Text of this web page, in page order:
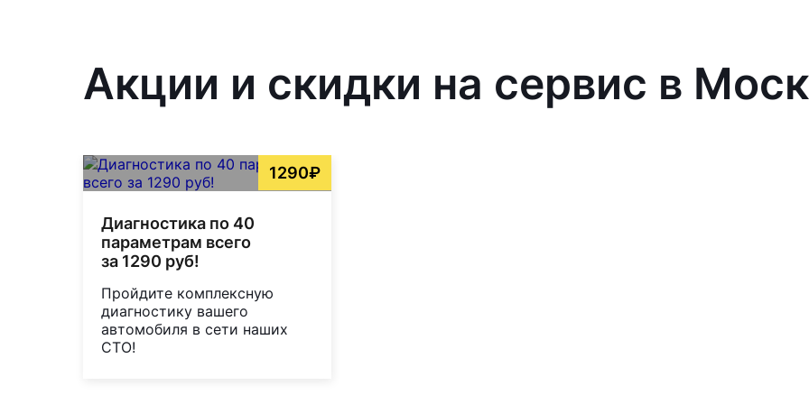
Акции и скидки на сервис в
1290₽
Диагностика по 40
параметрам всего
за 1290 руб!
Пройдите комплексную
диагностику вашего
автомобиля в сети наших
СТО!